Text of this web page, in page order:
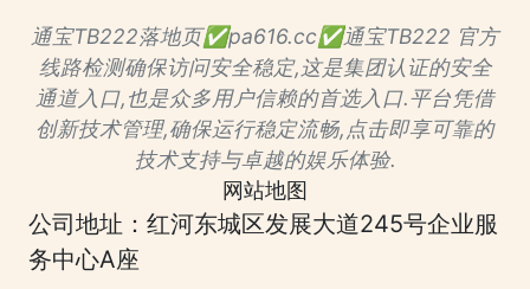
通宝TB222落地页✅pa616.cc✅通宝TB222 官方
线路检测确保访问安全稳定,这是集团认证的安全
通道入口,也是众多用户信赖的首选入口.平台凭借
创新技术管理,确保运行稳定流畅,点击即享可靠的
技术支持与卓越的娱乐体验.
网站地图
公司地址：红河东城区发展大道245号企业服
务中心A座